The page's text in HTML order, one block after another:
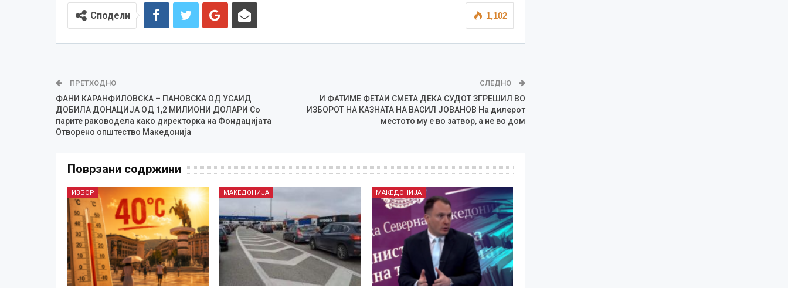
1,102
Сподели
ПРЕТХОДНО
ФАНИ КАРАНФИЛОВСКА – ПАНОВСКА ОД УСАИД
ДОБИЛА ДОНАЦИЈА ОД 1,2 МИЛИОНИ ДОЛАРИ Со
парите раководела како директорка на Фондацијата
Отворено општество Македонија
СЛЕДНО
И ФАТИМЕ ФЕТАИ СМЕТА ДЕКА СУДОТ ЗГРЕШИЛ ВО
ИЗБОРОТ НА КАЗНАТА НА ВАСИЛ ЈОВАНОВ На дилерот
местото му е во затвор, а не во дом
Поврзани содржини
ИЗБОР МАКЕДОНИЈА МАКЕДОНИЈА